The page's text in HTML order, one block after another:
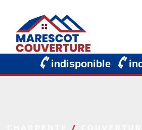
indisponible